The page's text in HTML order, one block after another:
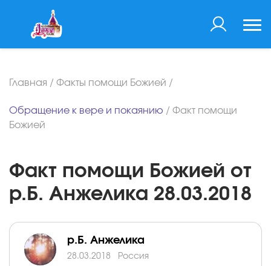
Главная / Факты помощи Божией /
Обращение к вере и покаянию / Факт помощи
Божией
Факт помощи Божией от
р.Б. Анжелика 28.03.2018
р.Б. Анжелика
28.03.2018 Россия